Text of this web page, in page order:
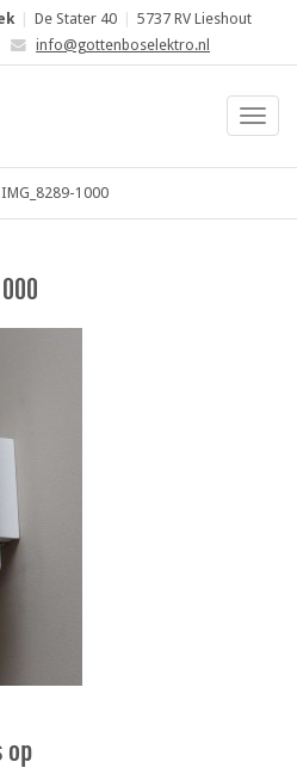
De Stater 40
5737 RV Lieshout
info@gottenboselektro.nl
1000
op